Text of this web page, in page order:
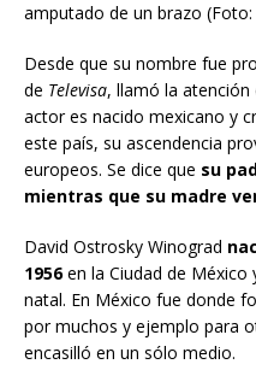
amputado de un brazo
Desde que su nombre fue
de Televisa, llamó la atención
actor es nacido mexicano y
este país, su ascendencia
europeos. Se dice que su
mientras que su madre
David Ostrosky Winograd
1956en la Ciudad de
natal. En México fue donde
por muchos y ejemplo para
encasilló en un sólo medio.